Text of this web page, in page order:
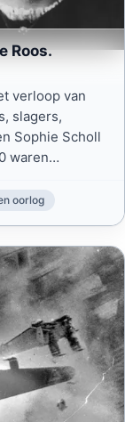
Roos.
verloop van
slagers,
Sophie Scholl
waren
Ze riep
oorlog